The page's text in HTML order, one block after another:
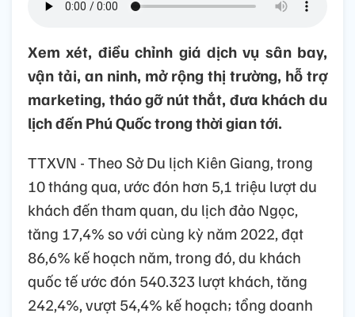
Xem xét, điều chỉnh giá dịch vụ sân bay,
vận tải, an ninh, mở rộng thị trường, hỗ trợ
marketing, tháo gỡ nút thắt, đưa khách du
lịch đến Phú Quốc trong thời gian tới.
TTXVN - Theo Sở Du lịch Kiên Giang, trong
10 tháng qua, ước đón hơn 5,1 triệu lượt du
khách đến tham quan, du lịch đảo Ngọc,
tăng 17,4% so với cùng kỳ năm 2022, đạt
86,6% kế hoạch năm, trong đó, du khách
quốc tế ước đón 540.323 lượt khách, tăng
242,4%, vượt 54,4% kế hoạch; tổng doanh